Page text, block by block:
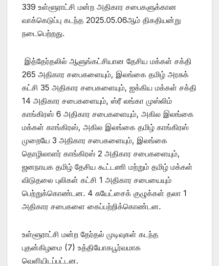
339 உள்ளூராட்சி மன்ற அதிகார சபைகளுக்கான
வாக்கெடுப்பு கடந்த 2025.05.06ஆம் திகதியன்று
நடைபெற்றது.
இத்தேர்தலில் ஆளுங்கட்சியான தேசிய மக்கள் சக்தி
265 அதிகார சபைகளையும், இலங்கை தமிழ் அரசுக்
கட்சி 35 அதிகார சபைகளையும், ஐக்கிய மக்கள் சக்தி
14 அதிகார சபைகளையும், ஸ்ரீ லங்கா முஸ்லிம்
காங்கிரஸ் 6 அதிகார சபைகளையும், அகில இலங்கை
மக்கள் காங்கிரஸ், அகில இலங்கை தமிழ் காங்கிரஸ்
முறையே 3 அதிகார சபைகளையும், இலங்கை
தொழிலாளர் காங்கிரஸ் 2 அதிகார சபைகளையும்,
ஜனநாயக தமிழ் தேசிய கூட்டணி மற்றும் தமிழ் மக்கள்
விடுதலை புலிகள் கட்சி 1 அதிகார சபையையும்
பெற்றுக்கொண்டன. 4 சுயேட்சைக் குழுக்கள் தலா 1
அதிகார சபைகளை கைப்பற்றிக்கொண்டன.
உள்ளூராட்சி மன்ற தேர்தல் முடிவுகள் கடந்த
புதன்கிழமை (7) உத்தியோகபூர்வமாக
வெளியிடப்பட்டன.